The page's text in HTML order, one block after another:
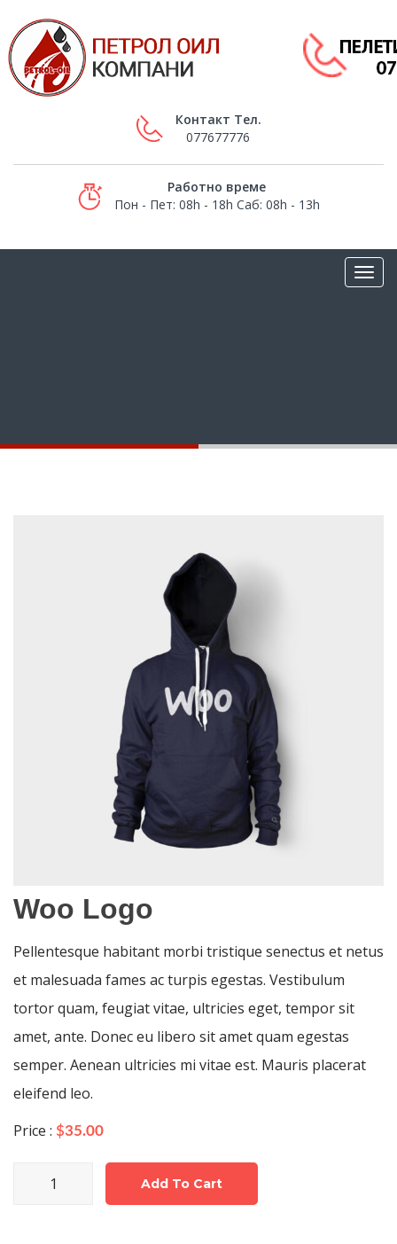
Контакт Тел.
077677776
Работно време
Пон - Пет: 08h - 18h Саб: 08h - 13h
Woo Logo
Pellentesque habitant morbi tristique senectus et netus
et malesuada fames ac turpis egestas. Vestibulum
tortor quam, feugiat vitae, ultricies eget, tempor sit
amet, ante. Donec eu libero sit amet quam egestas
semper. Aenean ultricies mi vitae est. Mauris placerat
eleifend leo.
Price : $35.00
Add To Cart